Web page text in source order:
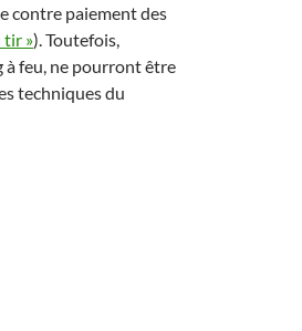
contre paiement des
tir »). Toutefois,
à feu, ne pourront être
techniques du